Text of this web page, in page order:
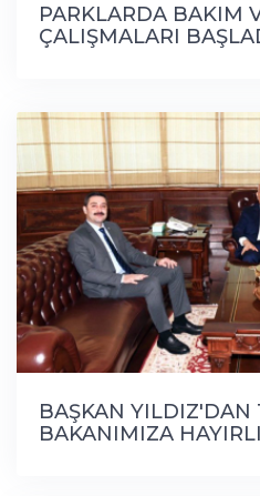
PARKLARDA BAKIM
ÇALIŞMALARI
BAŞKAN YILDIZ'DAN
BAKANIMIZA